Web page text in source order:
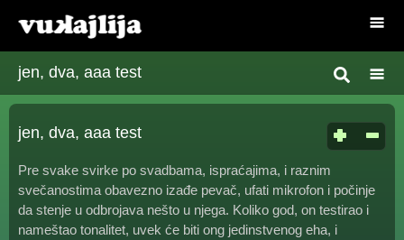
jen, dva, aaa test
jen, dva, aaa test
Pre svake svirke po svadbama, ispraćajima, i raznim
svečanostima obavezno izađe pevač, ufati mikrofon i počinje
da stenje u odbrojava nešto u njega. Koliko god, on testirao i
nameštao tonalitet, uvek će biti ong jedinstvenog eha, i